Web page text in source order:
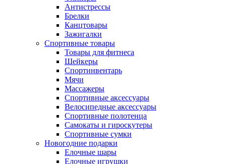
Антистрессы
Брелки
Канцтовары
Зажигалки
Спортивные товары
Товары для фитнеса
Шейкеры
Спортинвентарь
Мячи
Массажеры
Спортивные аксессуары
Велосипедные аксессуары
Спортивные полотенца
Самокаты и гироскутеры
Спортивные сумки
Новогодние подарки
Елочные шары
Елочные игрушки